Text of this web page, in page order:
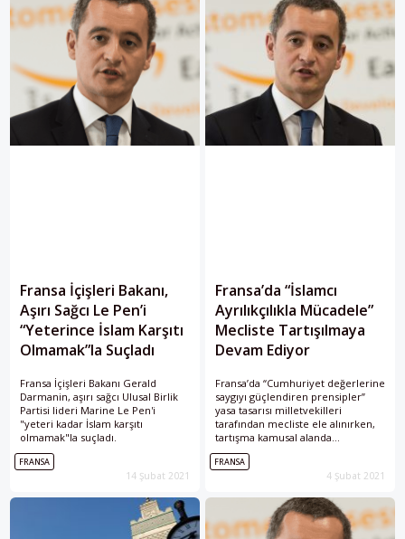
Fransa İçişleri Bakanı,
Aşırı Sağcı Le Pen’i
“Yeterince İslam Karşıtı
Olmamak”la Suçladı
Fransa İçişleri Bakanı Gerald
Darmanin, aşırı sağcı Ulusal Birlik
Partisi lideri Marine Le Pen'i
"yeteri kadar İslam karşıtı
olmamak"la suçladı.
FRANSA
14 Şubat 2021
Fransa’da “İslamcı
Ayrılıkçılıkla Mücadele”
Mecliste Tartışılmaya
Devam Ediyor
Fransa’da “Cumhuriyet değerlerine
saygıyı güçlendiren prensipler”
yasa tasarısı milletvekilleri
tarafından mecliste ele alınırken,
tartışma kamusal alanda
“başörtüsü konusu” üzerine
odaklanmış durumda.
FRANSA
4 Şubat 2021